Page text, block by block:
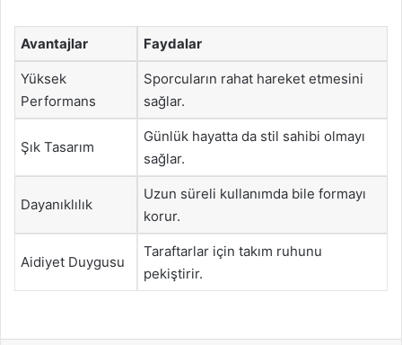
Avantajlar Faydalar
Yüksek
Performans
Sporcuların rahat hareket etmesini
sağlar.
Şık Tasarım
Günlük hayatta da stil sahibi olmayı
sağlar.
Dayanıklılık
Uzun süreli kullanımda bile formayı
korur.
Aidiyet Duygusu
Taraftarlar için takım ruhunu
pekiştirir.